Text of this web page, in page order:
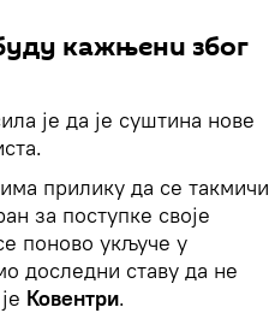
кажњени због
је да је суштина нове
прилику да се такмичи
за поступке своје
поново укључе у
доследни ставу да не
Ковентри.